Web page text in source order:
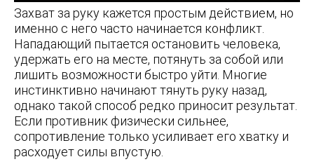
Захват за руку кажется простым действием, но
именно с него часто начинается конфликт.
Нападающий пытается остановить человека,
удержать его на месте, потянуть за собой или
лишить возможности быстро уйти. Многие
инстинктивно начинают тянуть руку назад,
однако такой способ редко приносит результат.
Если противник физически сильнее,
сопротивление только усиливает его хватку и
расходует силы впустую.